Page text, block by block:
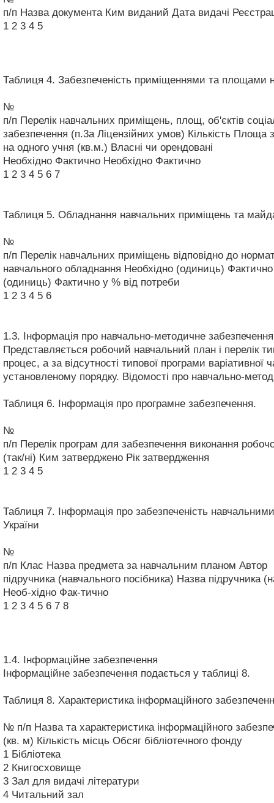
п/п Назва документа Ким виданий Дата видачі
1 2 3 4 5
Таблиця 4. Забезпеченість приміщеннями та площами
№
п/п Перелік навчальних приміщень, площ, об'єктів
забезпечення (п.3а Ліцензійних умов) Кількість Площа
на одного учня (кв.м.) Власні чи орендовані
Необхідно Фактично Необхідно Фактично
1 2 3 4 5 6 7
Таблиця 5. Обладнання навчальних приміщень та
№
п/п Перелік навчальних приміщень відповідно до
навчального обладнання Необхідно (одиниць) Фактично
(одиниць) Фактично у % від потреби
1 2 3 4 5 6
1.3. Інформація про навчально-методичне забезпечення
Представляється робочий навчальний план і перелік
процес, а за відсутності типової програми
установленому порядку. Відомості про навчально-
Таблиця 6. Інформація про програмне забезпечення.
№
п/п Перелік програм для забезпечення виконання
(так/ні) Ким затверджено Рік затвердження
1 2 3 4 5
Таблиця 7. Інформація про забезпеченість
України
№
п/п Клас Назва предмета за навчальним планом Автор
підручника (навчального посібника) Назва підручника
Необ-хідно Фак-тично
1 2 3 4 5 6 7 8
1.4. Інформаційне забезпечення
Інформаційне забезпечення подається у таблиці 8.
Таблиця 8. Характеристика інформаційного
№ п/п Назва та характеристика інформаційного
(кв. м) Кількість місць Обсяг бібліотечного фонду
1 Бібліотека
2 Книгосховище
3 Зал для видачі літератури
4 Читальний зал